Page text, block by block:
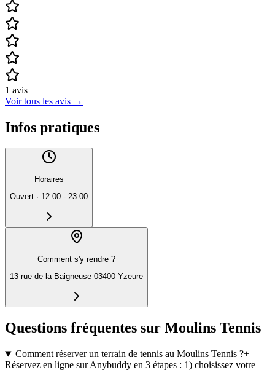
1 avis
Voir tous les avis →
Infos pratiques
Horaires
Ouvert · 12:00 - 23:00
Comment s'y rendre ?
13 rue de la Baigneuse 03400 Yzeure
Questions fréquentes sur Moulins Tennis
Comment réserver un terrain de tennis au Moulins Tennis ?+
Réservez en ligne sur Anybuddy en 3 étapes : 1) choisissez votre